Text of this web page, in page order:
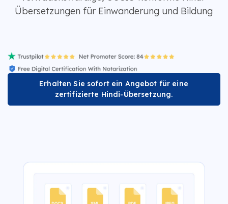
Übersetzungen für Einwanderung und Bildung
Erhalten Sie sofort ein Angebot für eine
zertifizierte Hindi-Übersetzung.